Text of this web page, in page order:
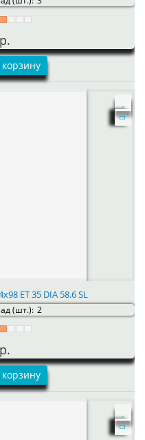
ET 35 DIA 58.6 SL
(шт.): 2